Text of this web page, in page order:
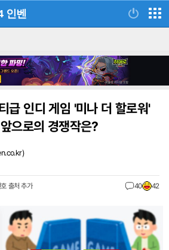
인벤
급 인디 게임 '미나 더 할로워'
으로의 경쟁작은?
)
출처 추가 40 42